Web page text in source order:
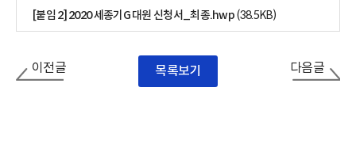
[붙임 2] 2020 세종기G 대원 신청서_최종.hwp(38.5KB)
이전글 목록보기 다음글